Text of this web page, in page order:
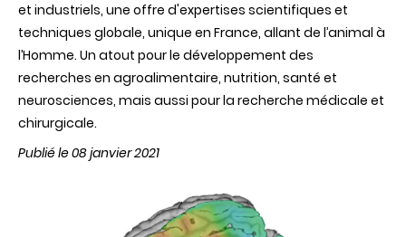
et industriels, une offre d'expertises scientifiques et
techniques globale, unique en France, allant de l’animal à
l’Homme. Un atout pour le développement des
recherches en agroalimentaire, nutrition, santé et
neurosciences, mais aussi pour la recherche médicale et
chirurgicale.
Publié le 08 janvier 2021